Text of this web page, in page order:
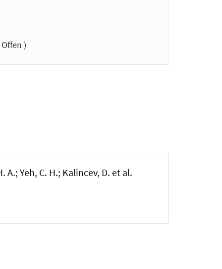
)
A.; Yeh, C. H.; Kalincev, D. et al.